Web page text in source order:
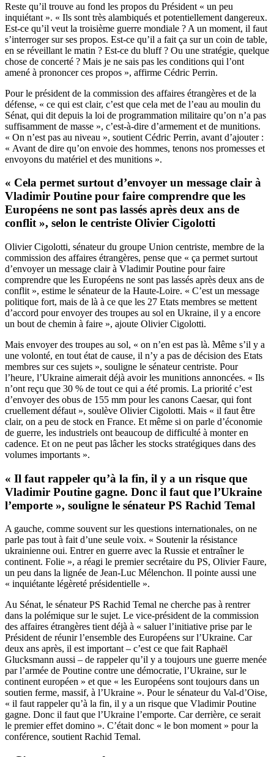
Reste qu’il trouve au fond les propos du Président « un peu
inquiétant ». « Ils sont très alambiqués et potentiellement dangereux.
Est-ce qu’il veut la troisième guerre mondiale ? A un moment, il faut
s’interroger sur ses propos. Est-ce qu’il a fait ça sur un coin de table,
en se réveillant le matin ? Est-ce du bluff ? Ou une stratégie, quelque
chose de concerté ? Mais je ne sais pas les conditions qui l’ont
amené à prononcer ces propos », affirme Cédric Perrin.
Pour le président de la commission des affaires étrangères et de la
défense, « ce qui est clair, c’est que cela met de l’eau au moulin du
Sénat, qui dit depuis la loi de programmation militaire qu’on n’a pas
suffisamment de masse », c’est-à-dire d’armement et de munitions.
« On n’est pas au niveau », soutient Cédric Perrin, avant d’ajouter :
« Avant de dire qu’on envoie des hommes, tenons nos promesses et
envoyons du matériel et des munitions ».
« Cela permet surtout d’envoyer un message clair à
Vladimir Poutine pour faire comprendre que les
Européens ne sont pas lassés après deux ans de
conflit », selon le centriste Olivier Cigolotti
Olivier Cigolotti, sénateur du groupe Union centriste, membre de la
commission des affaires étrangères, pense que « ça permet surtout
d’envoyer un message clair à Vladimir Poutine pour faire
comprendre que les Européens ne sont pas lassés après deux ans de
conflit », estime le sénateur de la Haute-Loire. « C’est un message
politique fort, mais de là à ce que les 27 Etats membres se mettent
d’accord pour envoyer des troupes au sol en Ukraine, il y a encore
un bout de chemin à faire », ajoute Olivier Cigolotti.
Mais envoyer des troupes au sol, « on n’en est pas là. Même s’il y a
une volonté, en tout état de cause, il n’y a pas de décision des Etats
membres sur ces sujets », souligne le sénateur centriste. Pour
l’heure, l’Ukraine aimerait déjà avoir les munitions annoncées. « Ils
n’ont reçu que 30 % de tout ce qui a été promis. La priorité c’est
d’envoyer des obus de 155 mm pour les canons Caesar, qui font
cruellement défaut », soulève Olivier Cigolotti. Mais « il faut être
clair, on a peu de stock en France. Et même si on parle d’économie
de guerre, les industriels ont beaucoup de difficulté à monter en
cadence. Et on ne peut pas lâcher les stocks stratégiques dans des
volumes importants ».
« Il faut rappeler qu’à la fin, il y a un risque que
Vladimir Poutine gagne. Donc il faut que l’Ukraine
l’emporte », souligne le sénateur PS Rachid Temal
A gauche, comme souvent sur les questions internationales, on ne
parle pas tout à fait d’une seule voix. « Soutenir la résistance
ukrainienne oui. Entrer en guerre avec la Russie et entraîner le
continent. Folie », a réagi le premier secrétaire du PS, Olivier Faure,
un peu dans la lignée de Jean-Luc Mélenchon. Il pointe aussi une
« inquiétante légèreté présidentielle ».
Au Sénat, le sénateur PS Rachid Temal ne cherche pas à rentrer
dans la polémique sur le sujet. Le vice-président de la commission
des affaires étrangères tient déjà à « saluer l’initiative prise par le
Président de réunir l’ensemble des Européens sur l’Ukraine. Car
deux ans après, il est important – c’est ce que fait Raphaël
Glucksmann aussi – de rappeler qu’il y a toujours une guerre menée
par l’armée de Poutine contre une démocratie, l’Ukraine, sur le
continent européen » et que « les Européens sont toujours dans un
soutien ferme, massif, à l’Ukraine ». Pour le sénateur du Val-d’Oise,
« il faut rappeler qu’à la fin, il y a un risque que Vladimir Poutine
gagne. Donc il faut que l’Ukraine l’emporte. Car derrière, ce serait
le premier effet domino ». C’était donc « le bon moment » pour la
conférence, soutient Rachid Temal.